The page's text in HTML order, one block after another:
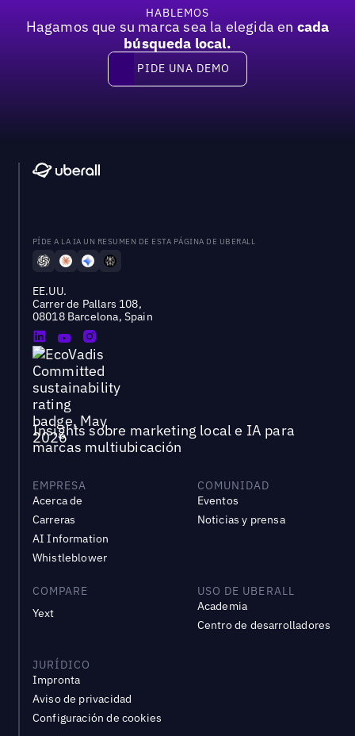
HABLEMOS
Hagamos que su marca sea la elegida en cada
búsqueda local.
Pide una demo
PIDE UNA DEMO
PÍDE A LA IA UN RESUMEN DE ESTA PÁGINA DE UBERALL
EE.UU.
Carrer de Pallars 108,
08018 Barcelona, Spain
Insights sobre marketing local e IA para
marcas multiubicación
EMPRESA
Acerca de
Carreras
AI Information
Whistleblower
COMUNIDAD
Eventos
Noticias y prensa
COMPARE
Yext
USO DE UBERALL
Academia
Centro de desarrolladores
JURÍDICO
Impronta
Aviso de privacidad
Configuración de cookies